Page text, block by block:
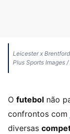
Leicester x
Plus Sports Images
futebol não
confrontos com
diversas